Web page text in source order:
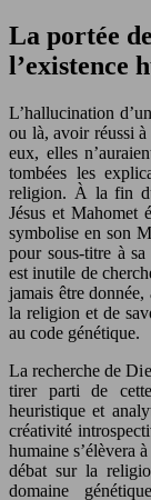
La portée
l’existence
L’hallucination
ou là, avoir réussi à
eux, elles
tombées les
religion. À la fin
Jésus et Mahomet
symbolise en son
pour sous-titre à
est inutile de
jamais être
la religion et de
au code génétique.
La recherche de
tirer parti de
heuristique et
créativité
humaine s’élèvera
débat sur la
domaine